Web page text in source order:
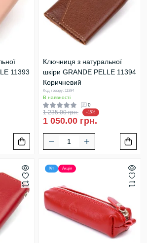
11393
Ключниця з натуральної
шкіри GRANDE PELLE 11394
Коричневий
Код товару: 11394
В наявності
0
1 235.00 грн. -15%
1 050.00 грн.
Хіт Акція